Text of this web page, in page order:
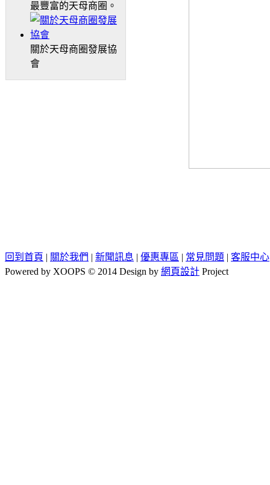
最豐富的天母商圈。
關於天母商圈發展協
會
回到首頁 | 關於我們 | 新聞訊息 | 優惠專區 | 常見問題 | 客服中心
Powered by XOOPS © 2014 Design by 網頁設計 Project